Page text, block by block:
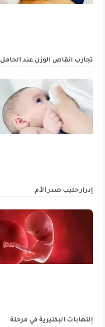
تجارب انقاص الوزن عند الحامل
إدرار حليب صدر الأم
إلتهابات البكتيرية في مرحلة